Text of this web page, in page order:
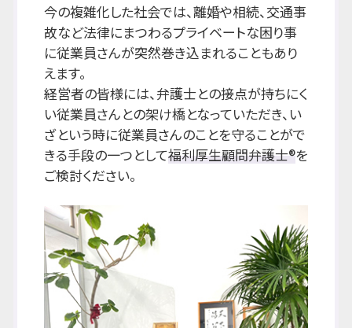
今の複雑化した社会では、離婚や相続、交通事
故など法律にまつわるプライベートな困り事
に従業員さんが突然巻き込まれることもあり
えます。
経営者の皆様には、弁護士との接点が持ちにく
い従業員さんとの架け橋となっていただき、い
ざという時に従業員さんのことを守ることがで
きる手段の一つとして福利厚生顧問弁護士®を
ご検討ください。